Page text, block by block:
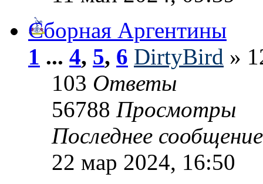
Сборная Аргентины
1 ... 4, 5, 6 DirtyBird »
103 Ответы
56788 Просмотры
Последнее
22 мар 2024, 16:50